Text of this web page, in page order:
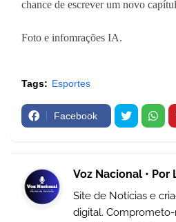
chance de escrever um novo
Foto e infomrações IA.
Tags: Esportes
Facebook
Voz Nacional • Por
Site de Notícias e
digital.